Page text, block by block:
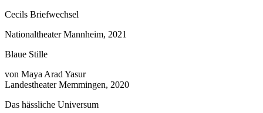
Cecils Briefwechsel
Nationaltheater Mannheim, 2021
Blaue Stille
von Maya Arad Yasur
Landestheater Memmingen, 2020
Das hässliche Universum